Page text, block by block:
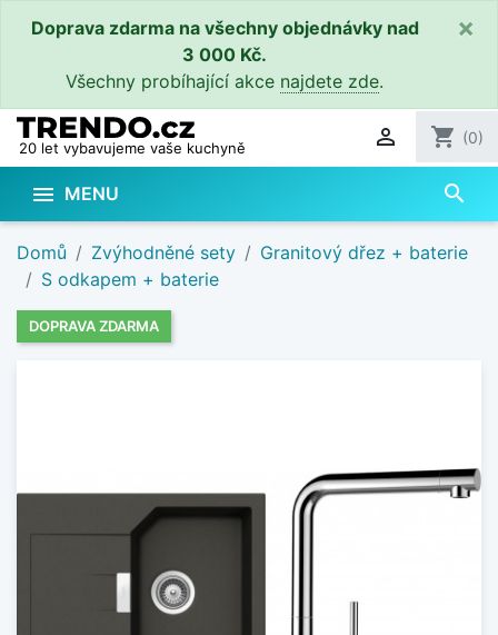
Doprava zdarma na všechny objednávky nad
3 000 Kč.
Všechny probíhající akce najdete zde.
×
20 let vybavujeme vaše kuchyně  shopping_cart (0)
 MENU search
Domů Zvýhodněné sety
Granitový dřez + baterie
S odkapem + baterie
DOPRAVA ZDARMA